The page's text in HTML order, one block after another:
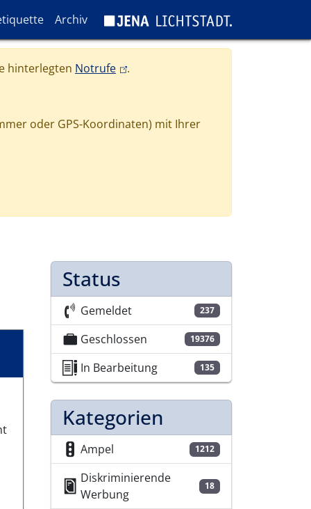
Archiv
hinterlegten Notrufe(link is external)
.
oder GPS-Koordinaten) mit Ihrer
Status
Gemeldet 237
Geschlossen 19376
In Bearbeitung 135
Kategorien
Ampel 1212
Diskriminierende
Werbung
18